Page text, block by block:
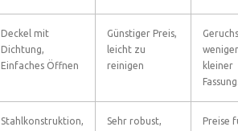
Deckel mit
Dichtung,
Einfaches Öffnen
Günstiger Preis,
leicht zu
reinigen
kleiner
Stahlkonstruktion,
Sehr robust,
Preise